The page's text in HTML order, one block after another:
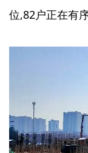
位,82户正在有